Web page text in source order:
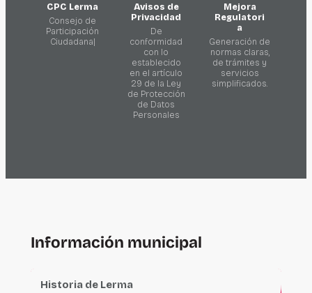
CPC Lerma
Consejo de
Participación
Ciudadana|
Avisos de
Privacidad
De
conformidad
con lo
establecido
en el artículo
29 de la Ley
de Protección
de Datos
Personales
Mejora
Regulatori
a
Generación de
normas claras,
de trámites y
servicios
simplificados.
Información municipal
Historia de Lerma